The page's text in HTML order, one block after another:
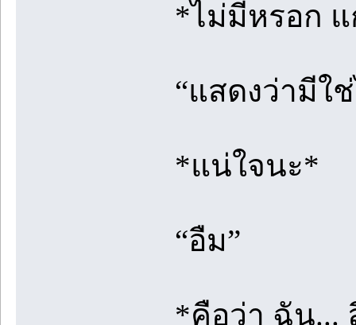
*ไม่มีหรอก
“แสดงว่ามีใ
*แน่ใจนะ*
“อืม”
*คือว่า ฉัน...